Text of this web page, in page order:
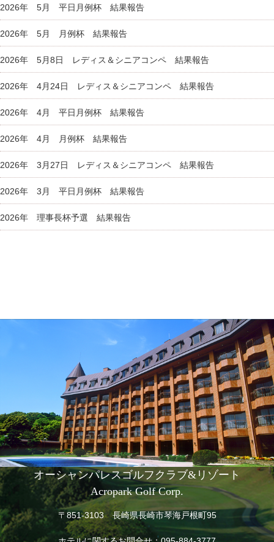
2026年 5月 平日月例杯 結果報告
2026年 5月 月例杯 結果報告
2026年 5月8日 レディス＆シニアコンペ 結果報告
2026年 4月24日 レディス＆シニアコンペ 結果報告
2026年 4月 平日月例杯 結果報告
2026年 4月 月例杯 結果報告
2026年 3月27日 レディス＆シニアコンペ 結果報告
2026年 3月 平日月例杯 結果報告
2026年 理事長杯予選 結果報告
オーシャンパレスゴルフクラブ&リゾート
Acropark Golf Corp.
〒851-3103 長崎県長崎市琴海戸根町95